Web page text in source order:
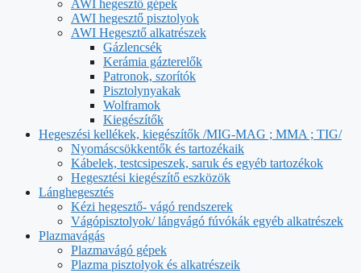
AWI hegesztő gépek
AWI hegesztő pisztolyok
AWI Hegesztő alkatrészek
Gázlencsék
Kerámia gázterelők
Patronok, szorítók
Pisztolynyakak
Wolframok
Kiegészítők
Hegeszési kellékek, kiegészítők /MIG-MAG ; MMA ; TIG/
Nyomáscsökkentők és tartozékaik
Kábelek, testcsipeszek, saruk és egyéb tartozékok
Hegesztési kiegészítő eszközök
Lánghegesztés
Kézi hegesztő- vágó rendszerek
Vágópisztolyok/ lángvágó fúvókák egyéb alkatrészek
Plazmavágás
Plazmavágó gépek
Plazma pisztolyok és alkatrészeik